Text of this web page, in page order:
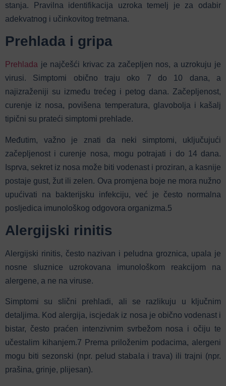
stanja. Pravilna identifikacija uzroka temelj je za odabir
adekvatnog i učinkovitog tretmana.
Prehlada i gripa
Prehlada je najčešći krivac za začepljen nos, a uzrokuju je
virusi. Simptomi obično traju oko 7 do 10 dana, a
najizraženiji su između trećeg i petog dana. Začepljenost,
curenje iz nosa, povišena temperatura, glavobolja i kašalj
tipični su prateći simptomi prehlade.
Međutim, važno je znati da neki simptomi, uključujući
začepljenost i curenje nosa, mogu potrajati i do 14 dana.
Isprva, sekret iz nosa može biti vodenast i proziran, a kasnije
postaje gust, žut ili zelen. Ova promjena boje ne mora nužno
upućivati na bakterijsku infekciju, već je često normalna
posljedica imunološkog odgovora organizma.5
Alergijski rinitis
Alergijski rinitis, često nazivan i peludna groznica, upala je
nosne sluznice uzrokovana imunološkom reakcijom na
alergene, a ne na viruse.
Simptomi su slični prehladi, ali se razlikuju u ključnim
detaljima. Kod alergija, iscjedak iz nosa je obično vodenast i
bistar, često praćen intenzivnim svrbežom nosa i očiju te
učestalim kihanjem.7 Prema priloženim podacima, alergeni
mogu biti sezonski (npr. pelud stabala i trava) ili trajni (npr.
prašina, grinje, plijesan).